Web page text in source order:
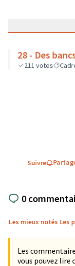
28 - Des
211 votes
Suivre
0
Les mieux notés Les
Les
vous pouvez lire